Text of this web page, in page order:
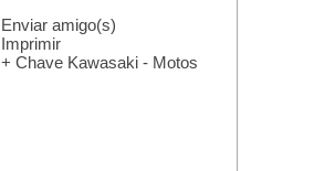
Enviar amigo(s)
Imprimir
+ Chave Kawasaki - Motos